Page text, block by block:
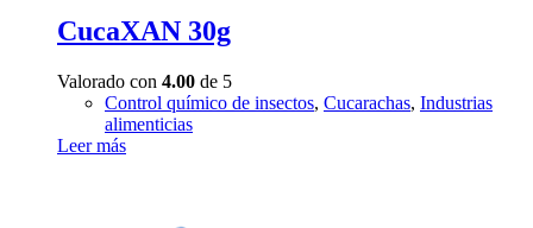
CucaXAN 30g
Valorado con 4.00 de 5
Control químico de insectos, Cucarachas, Industrias
alimenticias
Leer más